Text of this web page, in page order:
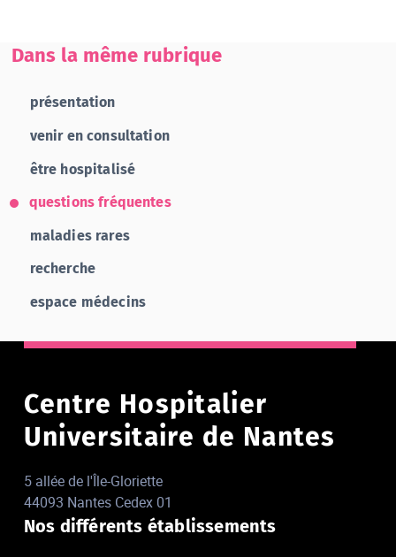
Dans la même rubrique
présentation
venir en consultation
être hospitalisé
questions fréquentes
maladies rares
recherche
espace médecins
Centre Hospitalier
Universitaire de Nantes
5 allée de l'Île-Gloriette
44093 Nantes Cedex 01
Nos différents établissements